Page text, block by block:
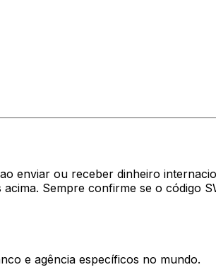
enviar ou receber dinheiro
Sempre confirme se o código
e agência específicos no mundo.